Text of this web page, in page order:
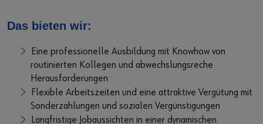
Das bieten wir:
Eine professionelle Ausbildung mit Knowhow von
routinierten Kollegen und abwechslungsreche
Herausforderungen
Flexible Arbeitszeiten und eine attraktive Vergütung mit
Sonderzahlungen und sozialen Vergünstigungen
Langfristige Jobaussichten in einer dynamischen